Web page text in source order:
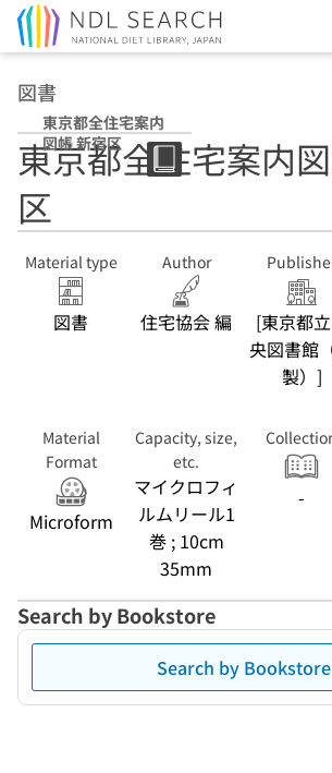
図書
東京都全住宅案内
図帳 新宿区
東京都全住宅案内
区
Material type
図書
Author
住宅協会 編
[東京都
央図書館
製）]
Material
Format
Microform
Capacity, size,
etc.
マイクロフィ
ルムリール1
巻 ; 10cm
35mm
-
Search by Bookstore
Search by Bookstore